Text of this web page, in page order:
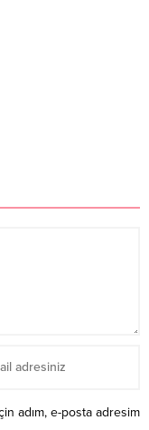
adım, e-posta adresim